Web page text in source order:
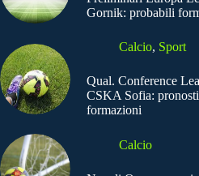
Gornik: probabili
Calcio, Sport
Qual. Conference
CSKA Sofia:
formazioni
Calcio